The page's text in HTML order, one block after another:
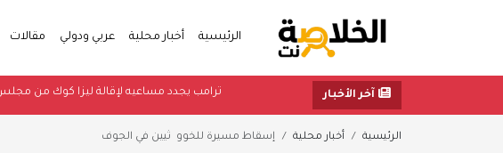
الرئيسية أخبار محلية عربي ودولي مقالات
آخر الأخبار ترامب يجدد مساعيه لإقالة ليزا كوك
الرئيسية أخبار محلية إسقاط مسيرة للخوو ثيين في الجوف